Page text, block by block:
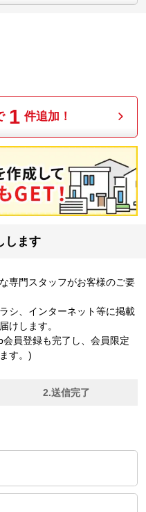
1 件追加！
します
専門スタッフがお客様のご要
シ、インターネット等に掲載
けします。
員登録も完了し、会員限定
す。)
2.送信完了